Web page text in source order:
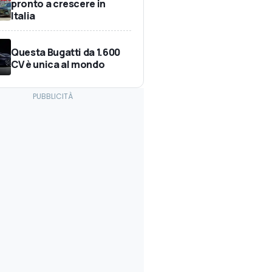
pronto a crescere in
Italia
Questa Bugatti da 1.600
CV è unica al mondo